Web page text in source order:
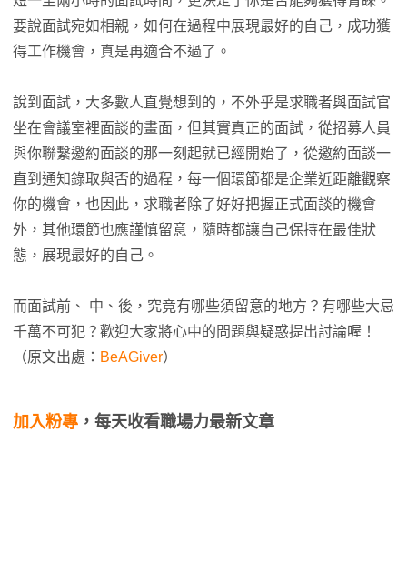
要說面試宛如相親，如何在過程中展現最好的自己，成功獲
得工作機會，真是再適合不過了。
說到面試，大多數人直覺想到的，不外乎是求職者與面試官
坐在會議室裡面談的畫面，但其實真正的面試，從招募人員
與你聯繫邀約面談的那一刻起就已經開始了，從邀約面談一
直到通知錄取與否的過程，每一個環節都是企業近距離觀察
你的機會，也因此，求職者除了好好把握正式面談的機會
外，其他環節也應謹慎留意，隨時都讓自己保持在最佳狀
態，展現最好的自己。
而面試前、 中、後，究竟有哪些須留意的地方？有哪些大忌
千萬不可犯？歡迎大家將心中的問題與疑惑提出討論喔！
（原文出處： BeAGiver）
加入粉專 ，每天收看職場力最新文章